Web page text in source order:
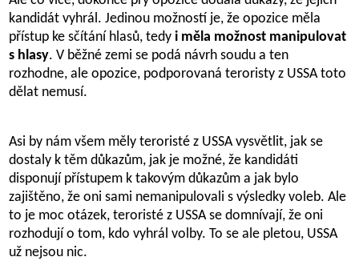
kandidát vyhrál. Jedinou možností je, že opozice měla
přístup ke sčítání hlasů, tedy i měla možnost manipulovat
s hlasy. V běžné zemi se podá návrh soudu a ten
rozhodne, ale opozice, podporovaná teroristy z USSA toto
dělat nemusí.
Asi by nám všem měly teroristé z USSA vysvětlit, jak se
dostaly k těm důkazům, jak je možné, že kandidáti
disponují přístupem k takovým důkazům a jak bylo
zajištěno, že oni sami nemanipulovali s výsledky voleb. Ale
to je moc otázek, teroristé z USSA se domnívají, že oni
rozhodují o tom, kdo vyhrál volby. To se ale pletou, USSA
už nejsou nic.